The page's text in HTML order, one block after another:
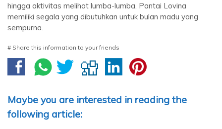
hingga aktivitas melihat lumba-lumba, Pantai Lovina
memiliki segala yang dibutuhkan untuk bulan madu yang
sempurna.
# Share this information to your friends
Maybe you are interested in reading the
following article: